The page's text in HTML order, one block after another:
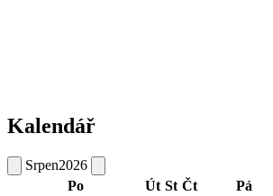
Kalendář
Srpen2026
Po
Út St Čt Pá